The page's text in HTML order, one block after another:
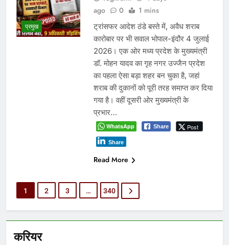
करियर
प्रमुख
ago
0 1 mins
ट्रांसफर आदेश ठंडे बस्ते में, अवैध शराब
कारोबार पर भी सवाल भोपाल-इंदौर 4 जुलाई
2026। एक ओर मध्य प्रदेश के मुख्यमंत्री
डॉ. मोहन यादव का गृह नगर उज्जैन प्रदेश
का पहला ऐसा बड़ा शहर बन चुका है, जहां
शराब की दुकानों को पूरी तरह समाप्त कर दिया
गया है। वहीं दूसरी ओर मुख्यमंत्री के
प्रभार…
WhatsApp Share Post
Share
Read More
1 2 3 … 340